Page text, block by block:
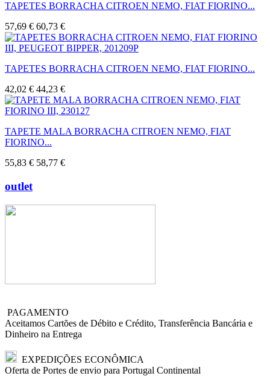
TAPETES BORRACHA CITROEN NEMO, FIAT FIORINO...
57,69 € 60,73 €
TAPETES BORRACHA CITROEN NEMO, FIAT FIORINO...
42,02 € 44,23 €
TAPETE MALA BORRACHA CITROEN NEMO, FIAT
FIORINO...
55,83 € 58,77 €
outlet
PAGAMENTO
Aceitamos Cartões de Débito e Crédito, Transferência Bancária e
Dinheiro na Entrega
EXPEDIÇÕES ECONÔMICA
Oferta de Portes de envio para Portugal Continental